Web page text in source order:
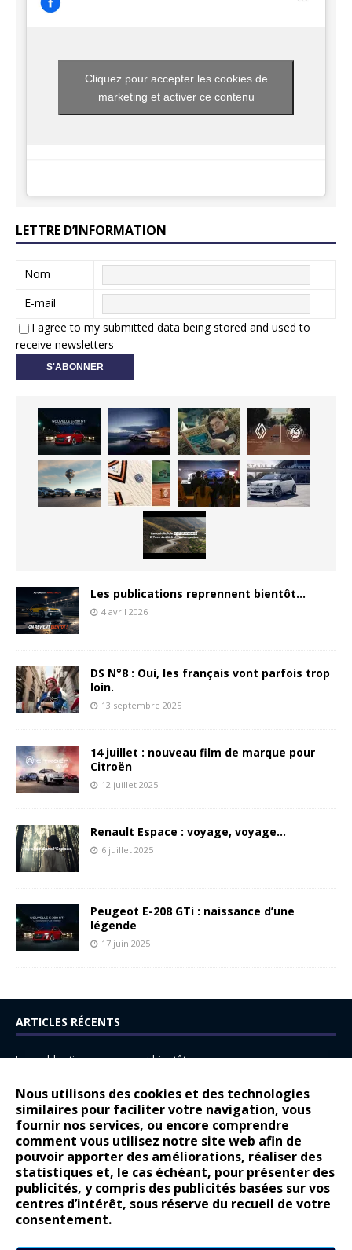
Nous utilisons des cookies et des technologies
similaires pour faciliter votre navigation, vous
fournir nos services, ou encore comprendre
comment vous utilisez notre site web afin de
pouvoir apporter des améliorations, réaliser des
statistiques et, le cas échéant, pour présenter des
publicités, y compris des publicités basées sur vos
centres d’intérêt, sous réserve du recueil de votre
consentement.
Cliquez pour accepter les cookies de
marketing et activer ce contenu
LETTRE D’INFORMATION
Nom
E-mail
I agree to my submitted data being stored and used to
receive newsletters
Les publications reprennent bientôt…
4 avril 2026
DS N°8 : Oui, les français vont parfois trop
loin.
13 septembre 2025
14 juillet : nouveau film de marque pour
Citroën
12 juillet 2025
Renault Espace : voyage, voyage…
6 juillet 2025
Peugeot E-208 GTi : naissance d’une
légende
17 juin 2025
ARTICLES RÉCENTS
Les publications reprennent bientôt…
14 juillet : nouveau film de marque pour Citroën
Renault Espace : voyage, voyage…
Peugeot E-208 GTi : naissance d’une légende
COMMENTAIRES RÉCENTS
Bernard Dardartdans